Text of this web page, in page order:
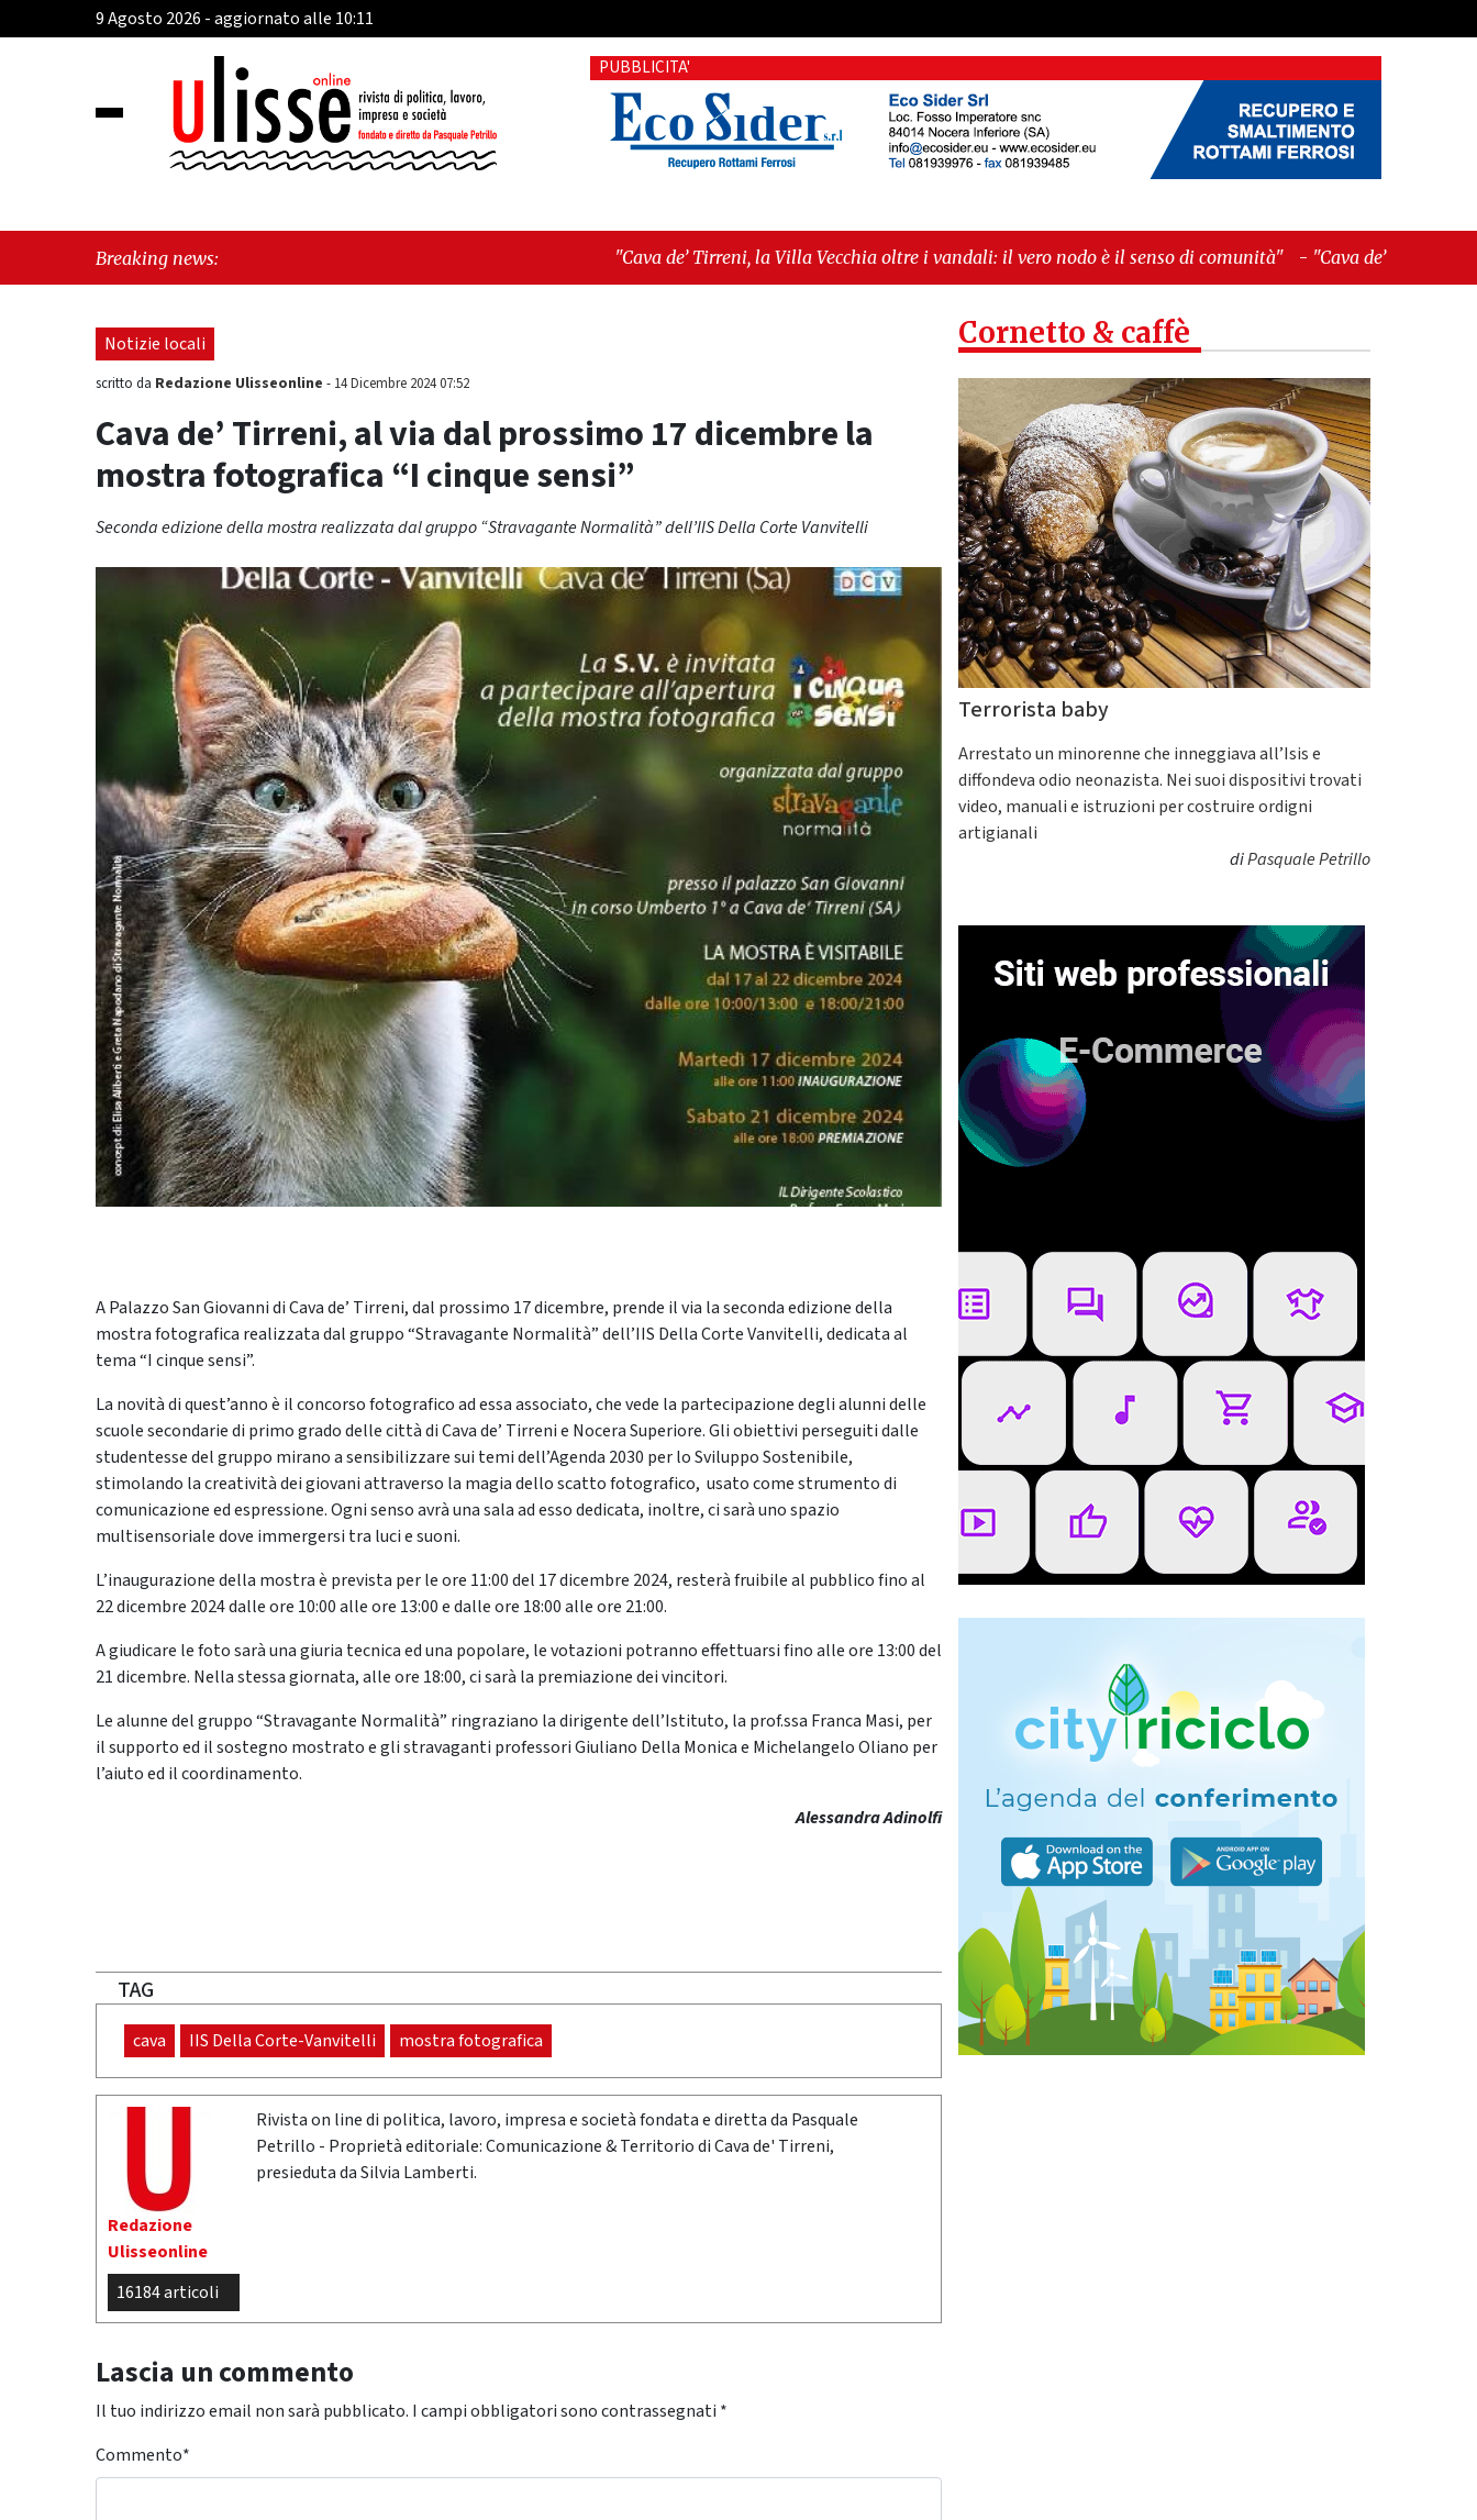
9 Agosto 2026 - aggiornato alle 10:11
PUBBLICITA'
Breaking news: "Cava de’ Tirreni, la Villa Vecchia oltre i vandali: il vero nodo è il senso di comunità" -"Cava de’ Tirreni, La
Fratellanza sull'ultima seduta consiliare: “Serve chiarezza!”"
Notizie locali
scritto da Redazione Ulisseonline - 14 Dicembre 2024 07:52
Cava de’ Tirreni, al via dal prossimo 17 dicembre la
mostra fotografica “I cinque sensi”
Seconda edizione della mostra realizzata dal gruppo “Stravagante Normalità” dell’IIS Della Corte Vanvitelli
A Palazzo San Giovanni di Cava de’ Tirreni, dal prossimo 17 dicembre, prende il via la seconda edizione della
mostra fotografica realizzata dal gruppo “Stravagante Normalità” dell’IIS Della Corte Vanvitelli, dedicata al
tema “I cinque sensi”.
La novità di quest’anno è il concorso fotografico ad essa associato, che vede la partecipazione degli alunni delle
scuole secondarie di primo grado delle città di Cava de’ Tirreni e Nocera Superiore. Gli obiettivi perseguiti dalle
studentesse del gruppo mirano a sensibilizzare sui temi dell’Agenda 2030 per lo Sviluppo Sostenibile,
stimolando la creatività dei giovani attraverso la magia dello scatto fotografico, usato come strumento di
comunicazione ed espressione. Ogni senso avrà una sala ad esso dedicata, inoltre, ci sarà uno spazio
multisensoriale dove immergersi tra luci e suoni.
L’inaugurazione della mostra è prevista per le ore 11:00 del 17 dicembre 2024, resterà fruibile al pubblico fino al
22 dicembre 2024 dalle ore 10:00 alle ore 13:00 e dalle ore 18:00 alle ore 21:00.
A giudicare le foto sarà una giuria tecnica ed una popolare, le votazioni potranno effettuarsi fino alle ore 13:00 del
21 dicembre. Nella stessa giornata, alle ore 18:00, ci sarà la premiazione dei vincitori.
Le alunne del gruppo “Stravagante Normalità” ringraziano la dirigente dell’Istituto, la prof.ssa Franca Masi, per
il supporto ed il sostegno mostrato e gli stravaganti professori Giuliano Della Monica e Michelangelo Oliano per
l’aiuto ed il coordinamento.
Alessandra Adinolfi
TAG
cava IIS Della Corte-Vanvitelli mostra fotografica
Redazione
Ulisseonline
16184 articoli
Rivista on line di politica, lavoro, impresa e società fondata e diretta da Pasquale
Petrillo - Proprietà editoriale: Comunicazione & Territorio di Cava de' Tirreni,
presieduta da Silvia Lamberti.
Lascia un commento
Il tuo indirizzo email non sarà pubblicato. I campi obbligatori sono contrassegnati *
Commento*
Cornetto & caffè
Terrorista baby
Arrestato un minorenne che inneggiava all’Isis e
diffondeva odio neonazista. Nei suoi dispositivi trovati
video, manuali e istruzioni per costruire ordigni
artigianali
diPasquale Petrillo